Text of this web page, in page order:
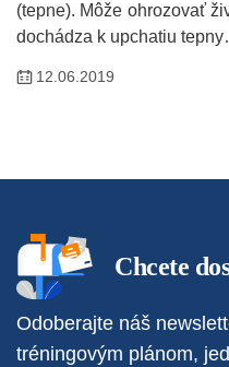
(tepne). Môže ohrozovať
dochádza k upchatiu
12.06.2019
Chcete
Odoberajte náš
tréningovým plánom,